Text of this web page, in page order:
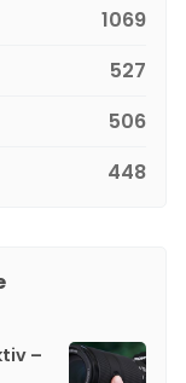
1069
527
506
448
–